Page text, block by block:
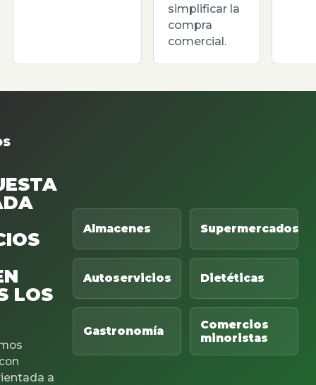
simplificar la
compra
comercial.
LOS
a
Almacenes Supermercados
Autoservicios Dietéticas
Gastronomía
Comercios
minoristas